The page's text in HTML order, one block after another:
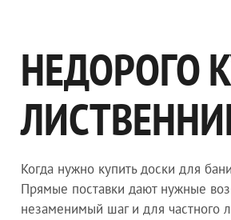
НЕДОРОГО
Когда нужно купить доски для
Прямые поставки дают нужные
незаменимый шаг и для частного